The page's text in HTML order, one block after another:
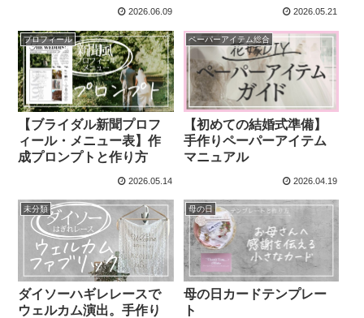
2026.06.09 2026.05.21
プロフィール
【ブライダル新聞プロフ
ィール・メニュー表】作
成プロンプトと作り方
2026.05.14
ペーパーアイテム総合
【初めての結婚式準備】
手作りペーパーアイテム
マニュアル
2026.04.19
未分類
ダイソーハギレレースで
ウェルカム演出。手作り
母の日
母の日カードテンプレー
ト